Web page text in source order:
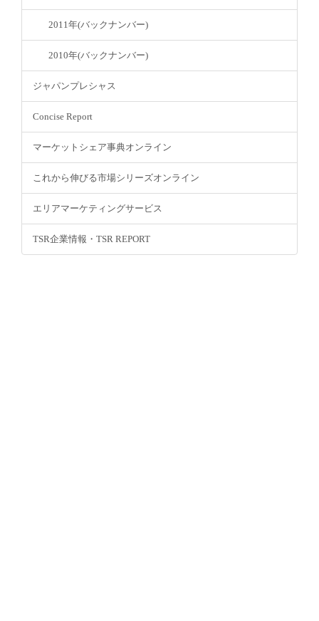
2011年(バックナンバー)
2010年(バックナンバー)
ジャパンプレシャス
Concise Report
マーケットシェア事典オンライン
これから伸びる市場シリーズオンライン
エリアマーケティングサービス
TSR企業情報・TSR REPORT